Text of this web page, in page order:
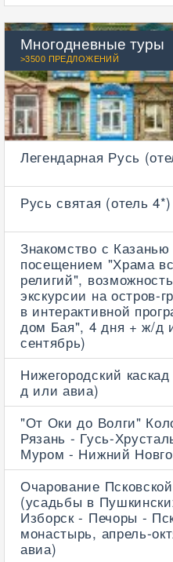
Многодневные туры
>3500 ПРЕДЛОЖЕНИЙ
Легендарная Русь
Русь святая (отель 4*)
Знакомство с Казанью
посещением "Храма
религий",
экскурсии на остров-
в интерактивной
дом Бая", 4 дня + ж/д
сентябрь)
Нижегородский
д или авиа)
"От Оки до Волги"
Рязань - Гусь-
Муром - Нижний
Очарование
(усадьбы в
Изборск - Печоры -
монастырь, апрель-
авиа)